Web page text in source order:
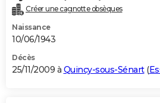
Créer une cagnotte obsèques
Naissance
10/06/1943
Décès
25/11/2009 à Quincy-sous-Sénart(